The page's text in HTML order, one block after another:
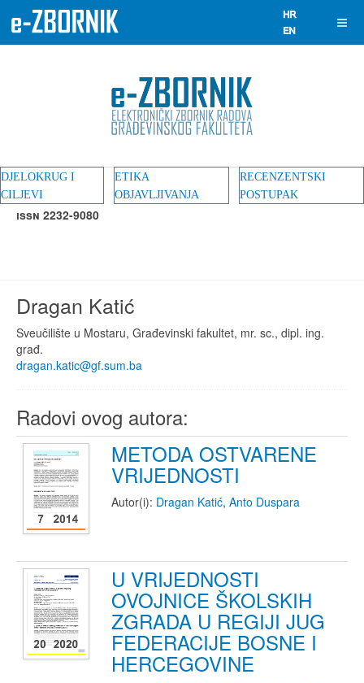
DJELOKRUG I
CILJEVI
ETIKA
OBJAVLJIVANJA
RECENZENTSKI
POSTUPAK
ISSN 2232-9080
Dragan Katić
Sveučilište u Mostaru, Građevinski fakultet, mr. sc., dipl. ing.
građ.
dragan.katic@gf.sum.ba
Radovi ovog autora:
METODA OSTVARENE
VRIJEDNOSTI
Autor(i): Dragan Katić, Anto Duspara
U VRIJEDNOSTI
OVOJNICE ŠKOLSKIH
ZGRADA U REGIJI JUG
FEDERACIJE BOSNE I
HERCEGOVINE